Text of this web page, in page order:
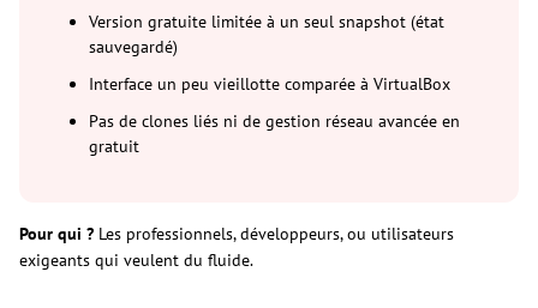
Version gratuite limitée à un seul snapshot (état
sauvegardé)
Interface un peu vieillotte comparée à VirtualBox
Pas de clones liés ni de gestion réseau avancée en
gratuit
Pour qui ? Les professionnels, développeurs, ou utilisateurs
exigeants qui veulent du fluide.